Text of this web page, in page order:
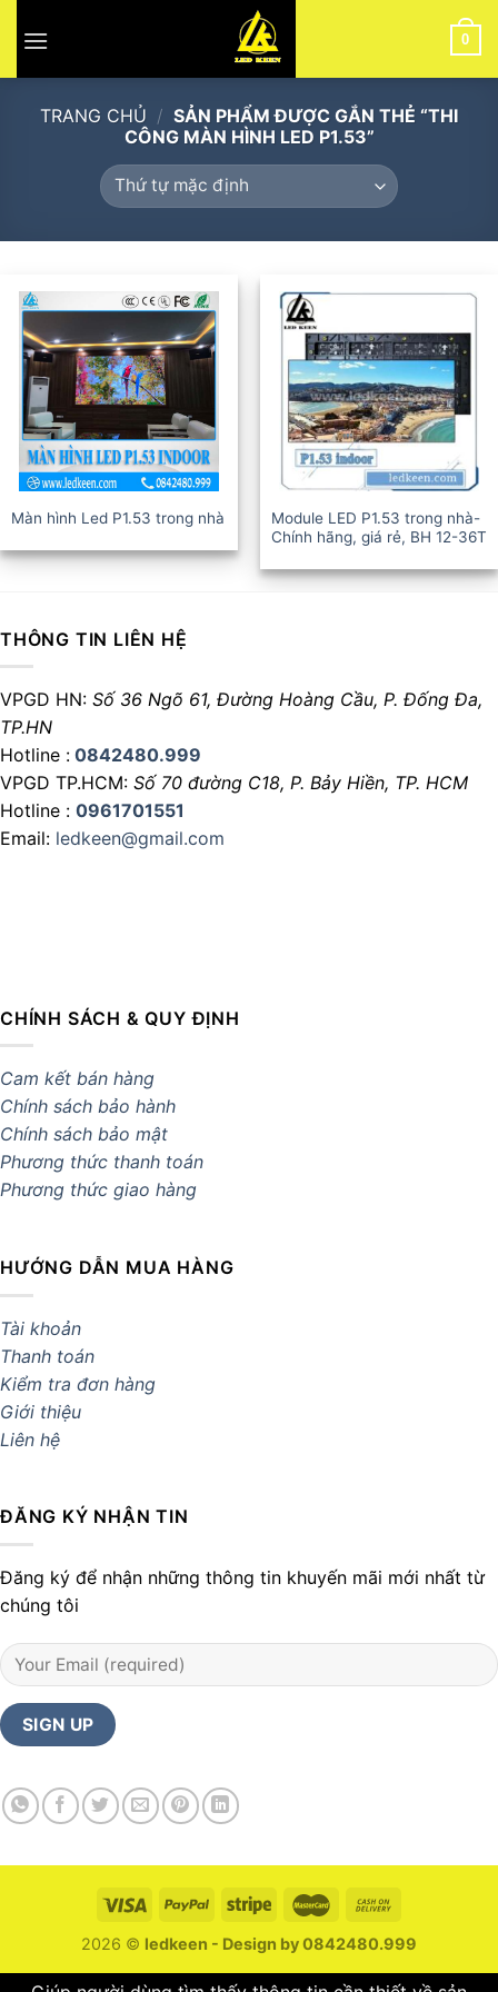
0
TRANG CHỦ / SẢN PHẨM ĐƯỢC GẮN THẺ “THI
CÔNG MÀN HÌNH LED P1.53”
Màn hình Led P1.53 trong nhà
Module LED P1.53 trong nhà-
Chính hãng, giá rẻ, BH 12-36T
THÔNG TIN LIÊN HỆ
VPGD HN: Số 36 Ngõ 61, Đường Hoàng Cầu, P. Đống Đa,
TP.HN
Hotline : 0842480.999
VPGD TP.HCM: Số 70 đường C18, P. Bảy Hiền, TP. HCM
Hotline : 0961701551
Email: ledkeen@gmail.com
CHÍNH SÁCH & QUY ĐỊNH
Cam kết bán hàng
Chính sách bảo hành
Chính sách bảo mật
Phương thức thanh toán
Phương thức giao hàng
HƯỚNG DẪN MUA HÀNG
Tài khoản
Thanh toán
Kiểm tra đơn hàng
Giới thiệu
Liên hệ
ĐĂNG KÝ NHẬN TIN
Đăng ký để nhận những thông tin khuyến mãi mới nhất từ
chúng tôi
2026 © ledkeen - Design by 0842480.999